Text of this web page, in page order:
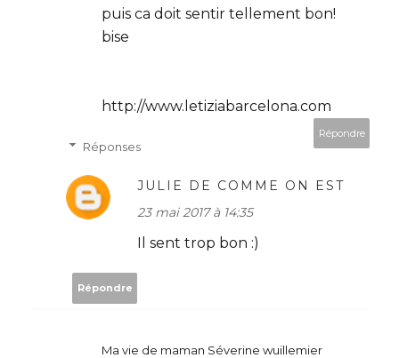
puis ca doit sentir tellement bon!
bise
http://www.letiziabarcelona.com
Répondre
Réponses
JULIE DE COMME ON EST
23 mai 2017 à 14:35
Il sent trop bon :)
Répondre
Ma vie de maman Séverine wuillemier